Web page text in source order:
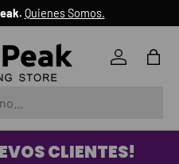
Quienes Somos.
Iniciar
CLIENTES!